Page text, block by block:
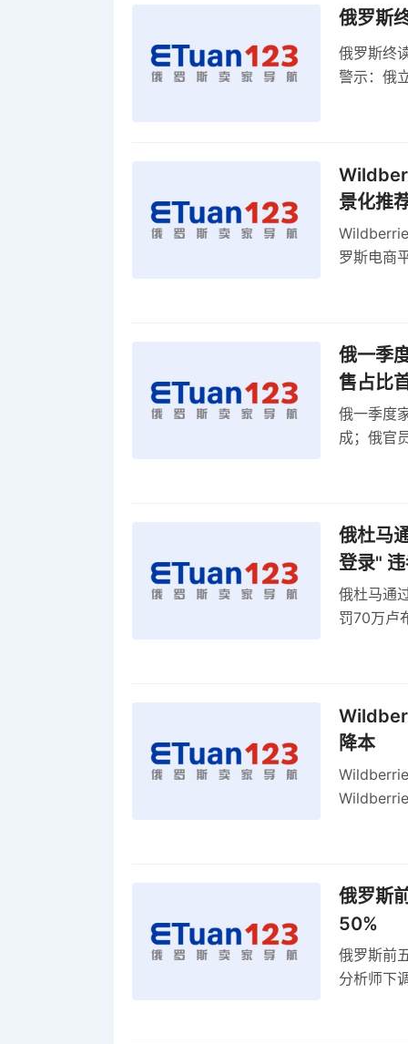
俄罗斯
俄罗斯终
警示：俄
景化推
罗斯电商
俄一季
售占比
俄一季度
成；俄官
俄杜马
登录"
俄杜马通
罚70万卢
降本
俄罗斯
50%
俄罗斯前
分析师下